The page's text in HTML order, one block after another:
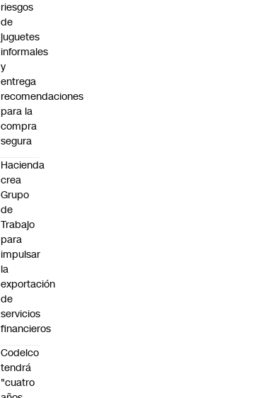
riesgos
de
juguetes
informales
y
entrega
recomendaciones
para la
compra
segura
Hacienda
crea
Grupo
de
Trabajo
para
impulsar
la
exportación
de
servicios
financieros
Codelco
tendrá
"cuatro